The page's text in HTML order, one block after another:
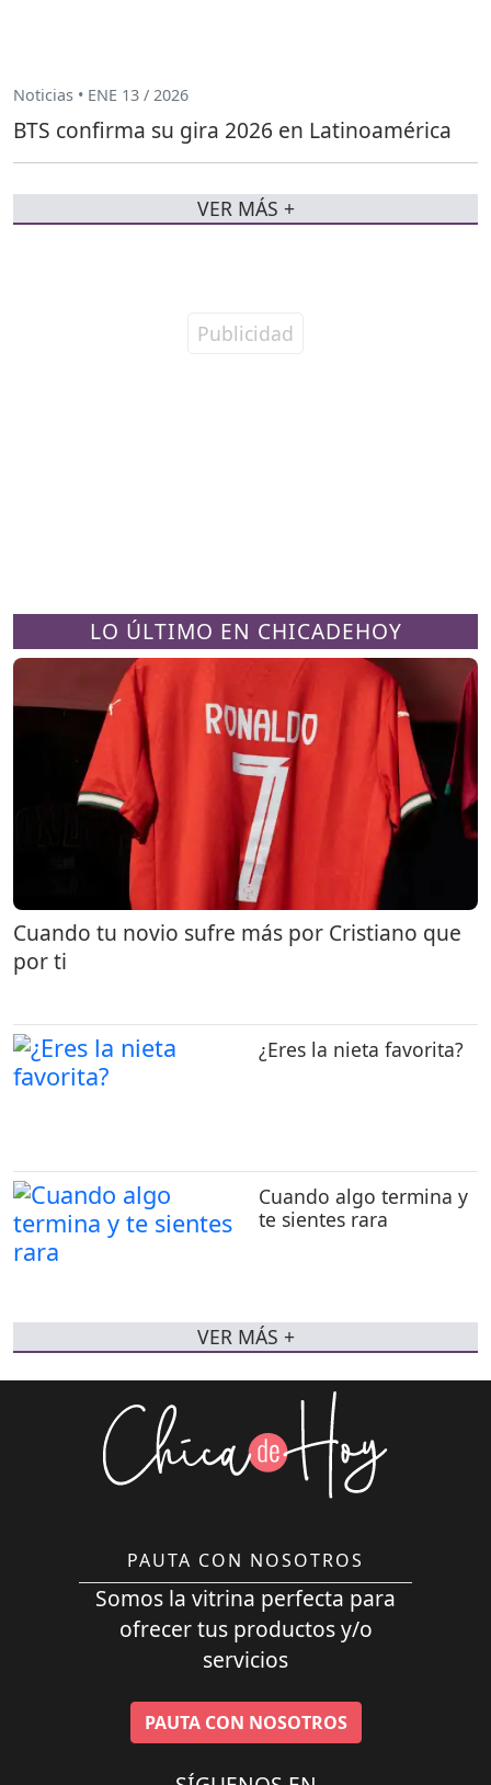
LO ÚLTIMO EN CHICADEHOY
Cuando tu novio sufre más por Cristiano que
por ti
¿Eres la nieta favorita?
Cuando algo termina y
te sientes rara
VER MÁS +
Noticias • ENE 13 / 2026
BTS confirma su gira 2026 en Latinoamérica
VER MÁS +
PAUTA CON NOSOTROS
Somos la vitrina perfecta para
ofrecer tus productos y/o
servicios
PAUTA CON NOSOTROS